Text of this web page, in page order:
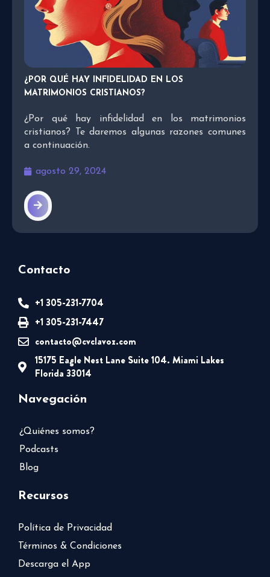
¿POR QUÉ HAY INFIDELIDAD EN LOS
MATRIMONIOS CRISTIANOS?
¿Por qué hay infidelidad en los matrimonios
cristianos? Te daremos algunas razones comunes
a continuación.
agosto 29, 2024
Contacto
+1 305-231-7704
+1 305-231-7447
contacto@cvclavoz.com
15175 Eagle Nest Lane Suite 104. Miami Lakes
Florida 33014
Navegación
¿Quiénes somos?
Podcasts
Blog
Recursos
Política de Privacidad
Términos & Condiciones
Descarga el App